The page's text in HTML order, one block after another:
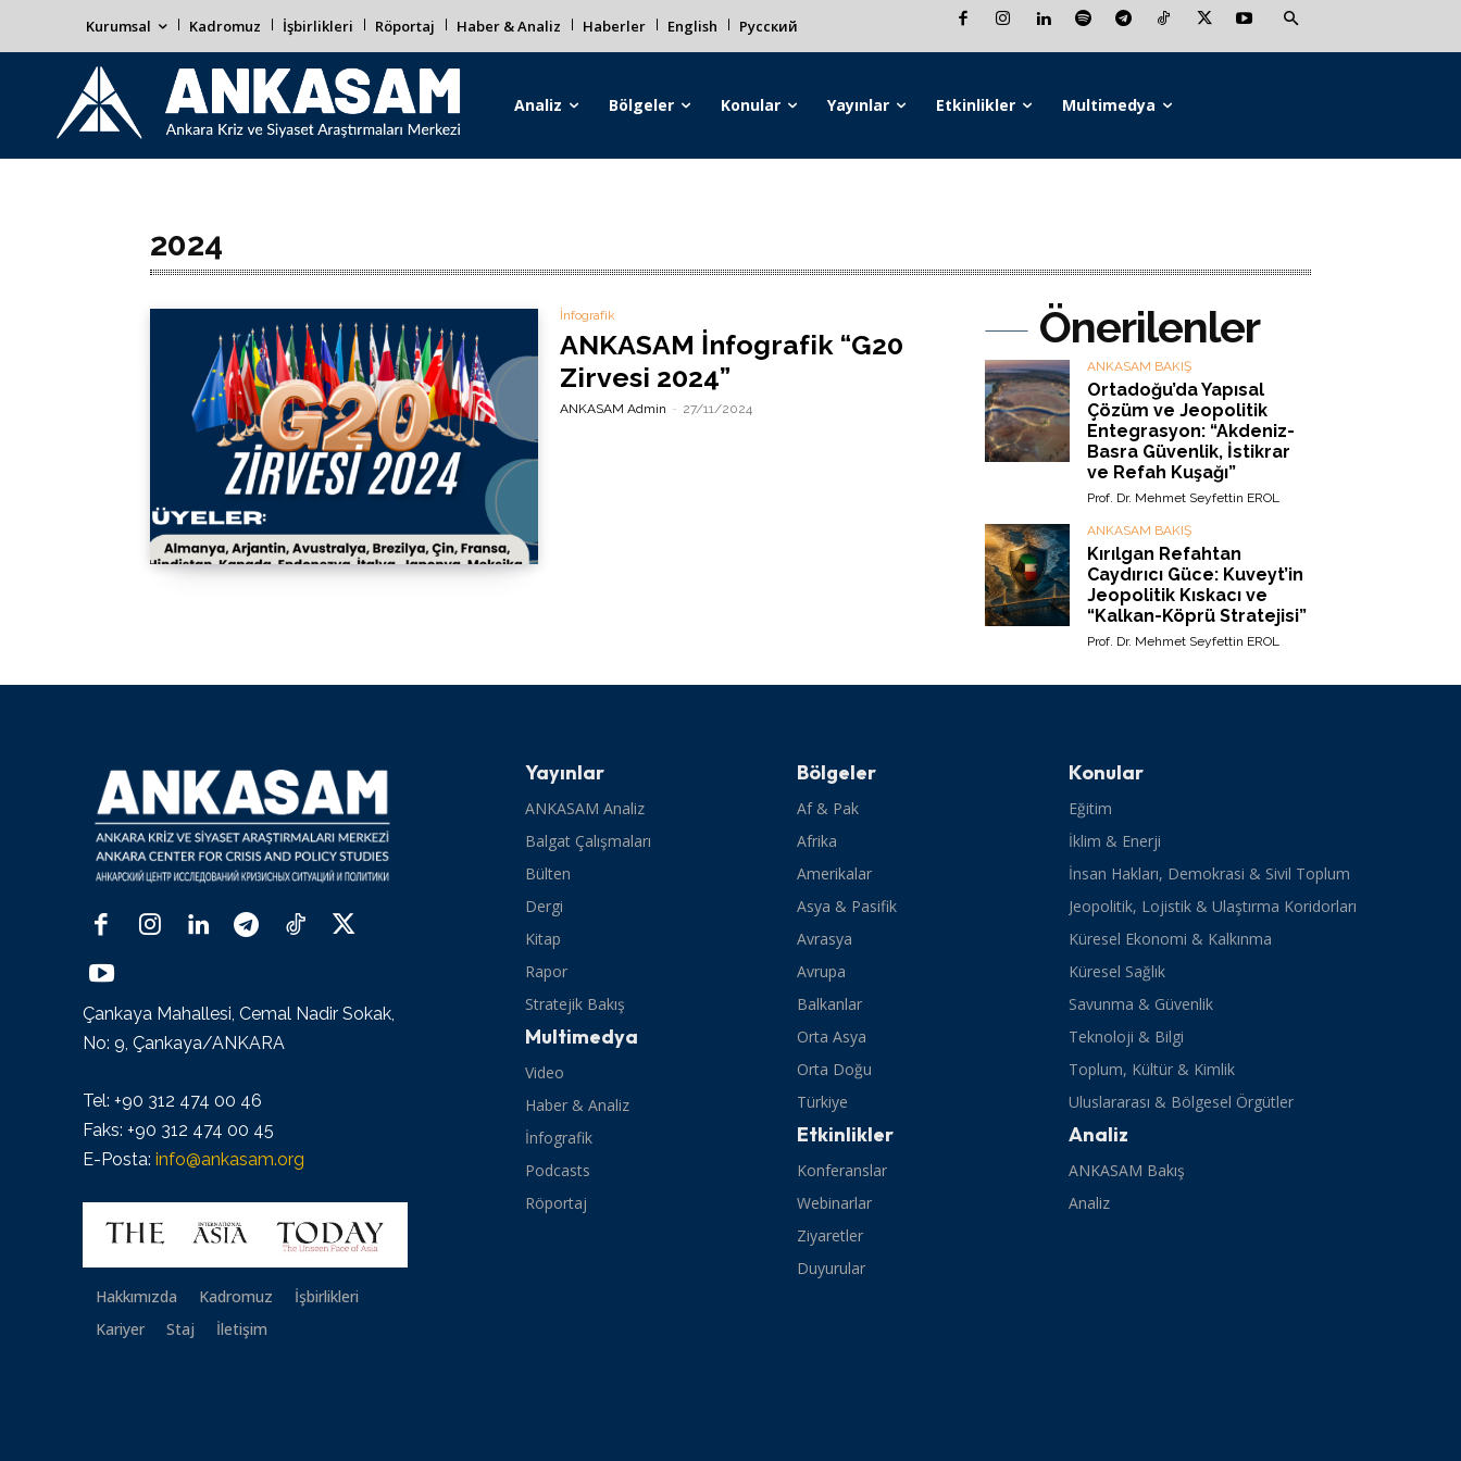
Kurumsal Kadromuz İşbirlikleri Röportaj Haber & Analiz Haberler English Русский
Analiz Bölgeler Konular Yayınlar Etkinlikler Multimedya
2024
İnfografik
ANKASAM İnfografik “G20
Zirvesi 2024”
ANKASAM Admin - 27/11/2024
Önerilenler
ANKASAM BAKIŞ
Ortadoğu’da Yapısal
Çözüm ve Jeopolitik
Entegrasyon: “Akdeniz-
Basra Güvenlik, İstikrar
ve Refah Kuşağı”
Prof. Dr. Mehmet Seyfettin EROL
ANKASAM BAKIŞ
Kırılgan Refahtan
Caydırıcı Güce: Kuveyt’in
Jeopolitik Kıskacı ve
“Kalkan-Köprü Stratejisi”
Prof. Dr. Mehmet Seyfettin EROL
Çankaya Mahallesi, Cemal Nadir Sokak,
No: 9, Çankaya/ANKARA
Tel: +90 312 474 00 46
Faks: +90 312 474 00 45
E-Posta: info@ankasam.org
Hakkımızda Kadromuz
İşbirlikleri
Kariyer
Staj İletişim
Yayınlar
ANKASAM Analiz
Balgat Çalışmaları
Bülten
Dergi
Kitap
Rapor
Stratejik Bakış
Multimedya
Video
Haber & Analiz
İnfografik
Podcasts
Röportaj
Bölgeler
Af & Pak
Afrika
Amerikalar
Asya & Pasifik
Avrasya
Avrupa
Balkanlar
Orta Asya
Orta Doğu
Türkiye
Etkinlikler
Konferanslar
Webinarlar
Ziyaretler
Duyurular
Konular
Eğitim
İklim & Enerji
İnsan Hakları, Demokrasi & Sivil Toplum
Jeopolitik, Lojistik & Ulaştırma Koridorları
Küresel Ekonomi & Kalkınma
Küresel Sağlık
Savunma & Güvenlik
Teknoloji & Bilgi
Toplum, Kültür & Kimlik
Uluslararası & Bölgesel Örgütler
Analiz
ANKASAM Bakış
Analiz